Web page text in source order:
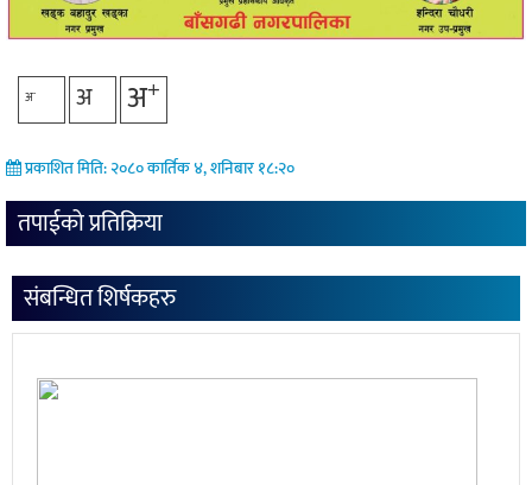
अ- अ अ+
प्रकाशित मिति: २०८० कार्तिक ४, शनिबार १८:२०
तपाईको प्रतिक्रिया
संबन्धित शिर्षकहरु